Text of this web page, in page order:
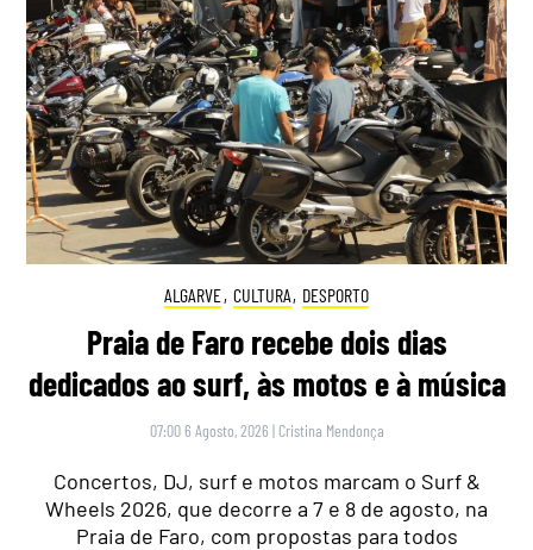
ALGARVE, CULTURA, DESPORTO
Praia de Faro recebe dois dias
dedicados ao surf, às motos e à música
07:00 6 Agosto, 2026 | Cristina Mendonça
Concertos, DJ, surf e motos marcam o Surf &
Wheels 2026, que decorre a 7 e 8 de agosto, na
Praia de Faro, com propostas para todos